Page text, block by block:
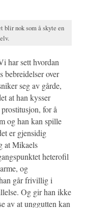
blir nok som å skyte en
har sett hvordan
bebreidelser over
seg av gårde,
at han kysser
for å
og han kan spille
er gjensidig
at Mikaels
heterofil
og
går frivillig i
Og gir han ikke
av at unggutten kan